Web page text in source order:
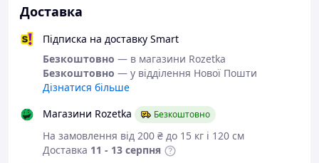
шерсть на тканинній основі.
Матеріал підошви:
підошва взуття, виготовлена з
термопластичної гуми.
Термоэластопластичные підошви
позбавлені недоліків гумових підошов,
низької еластичності і морозостійкості
ПВХ-підошов. ТЕП-підошви володіють
високим коефіцієнтом тертя по
асфальту, мокрих дорогах і снігу, що
знижує травматизм в зимовий час.
Доставка
Підписка на доставку Smart
Безкоштовно — в магазини Rozetka
Безкоштовно — у відділення Нової Пошти
Дізнатися більше
Магазини Rozetka
Безкоштовно
На замовлення від 200 ₴ до 15 кг і 120 см
Доставка 11 - 13 серпня